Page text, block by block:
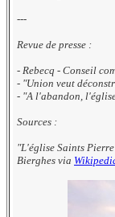
---
Revue de presse :
- Rebecq - Conseil
- "Union veut
- "A l'abandon,
Sources :
"L'église Saints
Bierghes via